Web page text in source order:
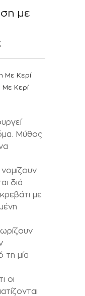
με
Με Κερί
Κερί
Μύθος
διά
με
τη μία
οι